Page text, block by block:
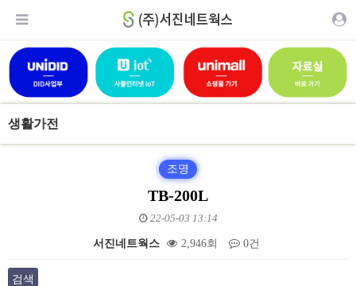
생활가전
조명
TB-200L
22-05-03 13:14
서진네트웍스 2,946회 0건
검색